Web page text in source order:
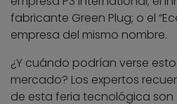
fabricante Green Plug; o el
empresa del mismo nombre.
¿Y cuándo podrían verse
mercado? Los expertos
de esta feria tecnológica